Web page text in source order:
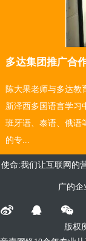
多达集团推广合
陈大果老师与多达教
新泽西多国语言学习
班牙语、泰语、俄语
的专...
使命:我们让互联网的
广的
版权